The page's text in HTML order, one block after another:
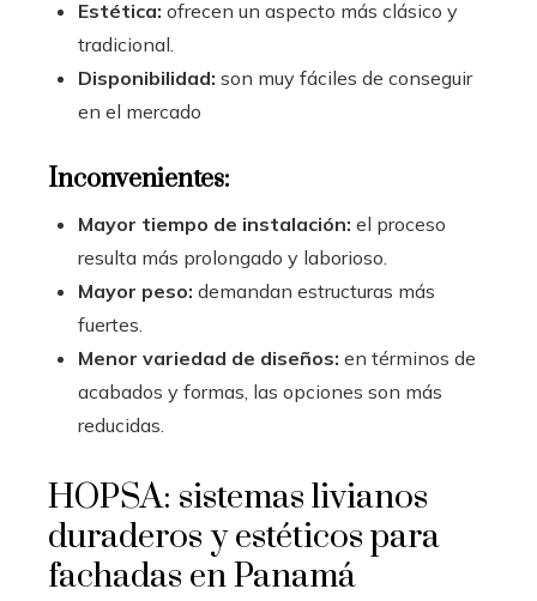
Estética: ofrecen un aspecto más clásico y
tradicional.
Disponibilidad: son muy fáciles de conseguir
en el mercado
Inconvenientes:
Mayor tiempo de instalación: el proceso
resulta más prolongado y laborioso.
Mayor peso: demandan estructuras más
fuertes.
Menor variedad de diseños: en términos de
acabados y formas, las opciones son más
reducidas.
HOPSA: sistemas livianos
duraderos y estéticos para
fachadas en Panamá